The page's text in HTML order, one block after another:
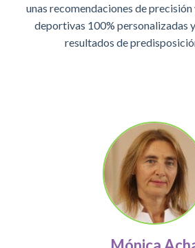
unas recomendaciones de
deportivas 100% personalizadas
resultados de